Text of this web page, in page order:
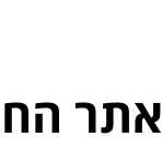
אתר